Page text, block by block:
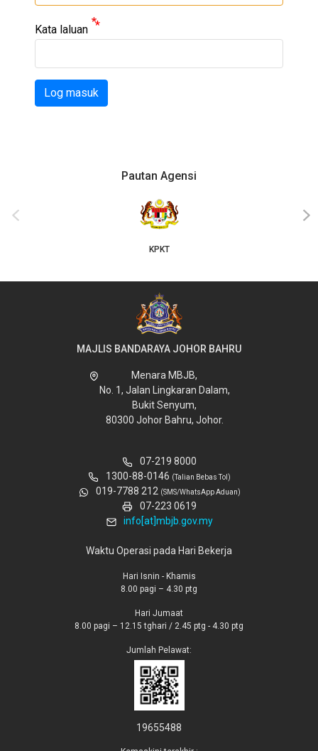
Kata laluan
Log masuk
Pautan Agensi
KPKT
‹ ›
MAJLIS BANDARAYA JOHOR BAHRU
Menara MBJB,
No. 1, Jalan Lingkaran Dalam,
Bukit Senyum,
80300 Johor Bahru, Johor.
07-219 8000
1300-88-0146 (Talian Bebas Tol)
019-7788 212 (SMS/WhatsApp Aduan)
07-223 0619
info[at]mbjb.gov.my
Waktu Operasi pada Hari Bekerja
Hari Isnin - Khamis
8.00 pagi – 4.30 ptg
Hari Jumaat
8.00 pagi – 12.15 tghari / 2.45 ptg - 4.30 ptg
Jumlah Pelawat:
19655488